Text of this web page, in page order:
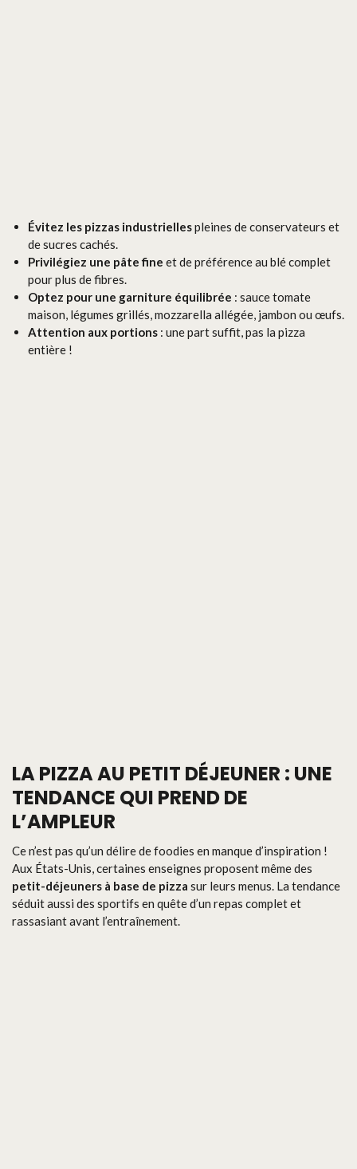
Évitez les pizzas industriellespleines de conservateurs et
de sucres cachés.
Privilégiez une pâte fine et de préférence au blé complet
pour plus de fibres.
Optez pour une garniture équilibrée : sauce tomate
maison, légumes grillés, mozzarella allégée, jambon ou œufs.
Attention aux portions : une part suffit, pas la pizza
entière !
LA PIZZA AU PETIT DÉJEUNER : UNE
TENDANCE QUI PREND DE
L’AMPLEUR
Ce n’est pas qu’un délire de foodies en manque d’inspiration !
Aux États-Unis, certaines enseignes proposent même des
petit-déjeuners à base de pizza sur leurs menus. La tendance
séduit aussi des sportifs en quête d’un repas complet et
rassasiant avant l’entraînement.